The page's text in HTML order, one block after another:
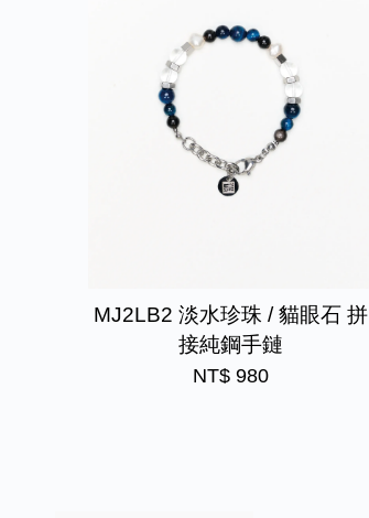
MJ2LB2 淡水珍珠 / 貓眼石 拼
接純鋼手鏈
NT$ 980